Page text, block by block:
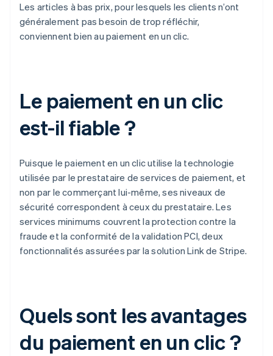
Les articles à bas prix, pour lesquels les clients n’ont
généralement pas besoin de trop réfléchir,
conviennent bien au paiement en un clic.
Le paiement en un clic
est-il fiable ?
Puisque le paiement en un clic utilise la technologie
utilisée par le prestataire de services de paiement, et
non par le commerçant lui-même, ses niveaux de
sécurité correspondent à ceux du prestataire. Les
services minimums couvrent la protection contre la
fraude et la conformité de la validation PCI, deux
fonctionnalités assurées par la solution Link de Stripe.
Quels sont les avantages
du paiement en un clic ?